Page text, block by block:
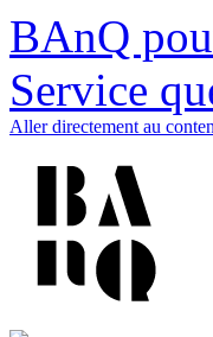
BAnQ
Service
Aller directement au